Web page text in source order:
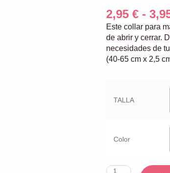
2,95 € -
Este collar para
de abrir y cerrar.
necesidades de
(40-65 cm x 2,5
TALLA
Color